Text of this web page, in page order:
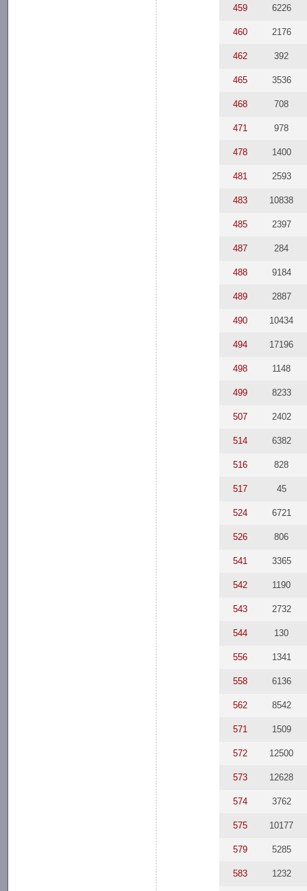
459 6226
460 2176
462 392
465 3536
468 708
471 978
478 1400
481 2593
483 10838
485 2397
487 284
488 9184
489 2887
490 10434
494 17196
498 1148
499 8233
507 2402
514 6382
516 828
517 45
524 6721
526 806
541 3365
542 1190
543 2732
544 130
556 1341
558 6136
562 8542
571 1509
572 12500
573 12628
574 3762
575 10177
579 5285
583 1232